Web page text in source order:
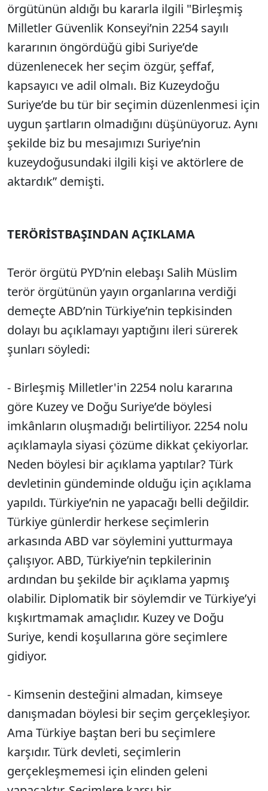
örgütünün aldığı bu kararla ilgili "Birleşmiş
Milletler Güvenlik Konseyi’nin 2254 sayılı
kararının öngördüğü gibi Suriye’de
düzenlenecek her seçim özgür, şeffaf,
kapsayıcı ve adil olmalı. Biz Kuzeydoğu
Suriye’de bu tür bir seçimin düzenlenmesi için
uygun şartların olmadığını düşünüyoruz. Aynı
şekilde biz bu mesajımızı Suriye’nin
kuzeydoğusundaki ilgili kişi ve aktörlere de
aktardık” demişti.
TERÖRİSTBAŞINDAN AÇIKLAMA
Terör örgütü PYD’nin elebaşı Salih Müslim
terör örgütünün yayın organlarına verdiği
demeçte ABD’nin Türkiye’nin tepkisinden
dolayı bu açıklamayı yaptığını ileri sürerek
şunları söyledi:
- Birleşmiş Milletler'in 2254 nolu kararına
göre Kuzey ve Doğu Suriye’de böylesi
imkânların oluşmadığı belirtiliyor. 2254 nolu
açıklamayla siyasi çözüme dikkat çekiyorlar.
Neden böylesi bir açıklama yaptılar? Türk
devletinin gündeminde olduğu için açıklama
yapıldı. Türkiye’nin ne yapacağı belli değildir.
Türkiye günlerdir herkese seçimlerin
arkasında ABD var söylemini yutturmaya
çalışıyor. ABD, Türkiye’nin tepkilerinin
ardından bu şekilde bir açıklama yapmış
olabilir. Diplomatik bir söylemdir ve Türkiye’yi
kışkırtmamak amaçlıdır. Kuzey ve Doğu
Suriye, kendi koşullarına göre seçimlere
gidiyor.
- Kimsenin desteğini almadan, kimseye
danışmadan böylesi bir seçim gerçekleşiyor.
Ama Türkiye baştan beri bu seçimlere
karşıdır. Türk devleti, seçimlerin
gerçekleşmemesi için elinden geleni